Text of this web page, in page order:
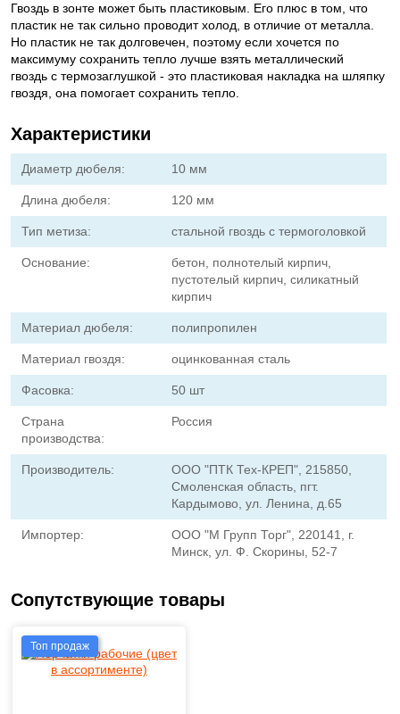
Гвоздь в зонте может быть пластиковым. Его плюс в том, что
пластик не так сильно проводит холод, в отличие от металла.
Но пластик не так долговечен, поэтому если хочется по
максимуму сохранить тепло лучше взять металлический
гвоздь с термозаглушкой - это пластиковая накладка на шляпку
гвоздя, она помогает сохранить тепло.
Характеристики
Диаметр дюбеля: 10 мм
Длина дюбеля: 120 мм
Тип метиза: стальной гвоздь с термоголовкой
Основание:
бетон, полнотелый кирпич,
пустотелый кирпич, силикатный
кирпич
Материал дюбеля: полипропилен
Материал гвоздя: оцинкованная сталь
Фасовка: 50 шт
Страна
производства:
Россия
Производитель:
ООО "ПТК Тех-КРЕП", 215850,
Смоленская область, пгт.
Кардымово, ул. Ленина, д.65
Импортер:
ООО "М Групп Торг", 220141, г.
Минск, ул. Ф. Скорины, 52-7
Сопутствующие товары
Топ продаж